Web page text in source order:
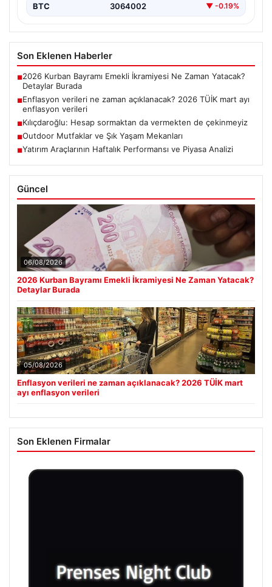
BTC 3064002 ▼ -0.19%
Son Eklenen Haberler
■2026 Kurban Bayramı Emekli İkramiyesi Ne Zaman Yatacak?
Detaylar Burada
■Enflasyon verileri ne zaman açıklanacak? 2026 TÜİK mart ayı
enflasyon verileri
■Kılıçdaroğlu: Hesap sormaktan da vermekten de çekinmeyiz
■Outdoor Mutfaklar ve Şık Yaşam Mekanları
■Yatırım Araçlarının Haftalık Performansı ve Piyasa Analizi
Güncel
06/08/2026
2026 Kurban Bayramı Emekli İkramiyesi Ne Zaman Yatacak?
Detaylar Burada
05/08/2026
Enflasyon verileri ne zaman açıklanacak? 2026 TÜİK mart
ayı enflasyon verileri
Son Eklenen Firmalar